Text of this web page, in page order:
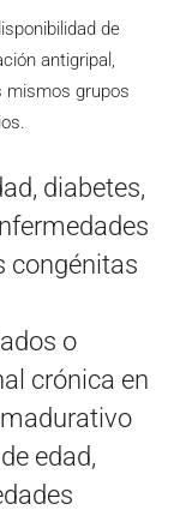
de
antigripal,
mismos grupos
diabetes,
congénitas
o
crónica en
edad,